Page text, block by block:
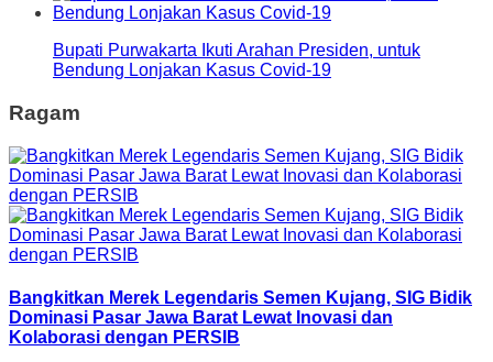
Bupati Purwakarta Ikuti Arahan Presiden, untuk
Bendung Lonjakan Kasus Covid-19
Ragam
Bangkitkan Merek Legendaris Semen Kujang, SIG Bidik
Dominasi Pasar Jawa Barat Lewat Inovasi dan
Kolaborasi dengan PERSIB